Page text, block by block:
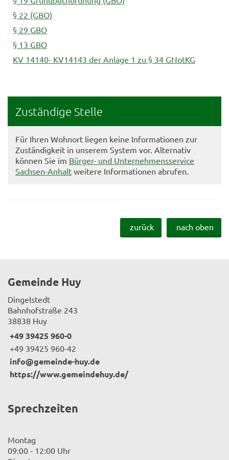
§ 22 (GBO)
§ 29 GBO
§ 13 GBO
KV 14140- KV14143 der Anlage 1 zu § 34 GNotKG
Zuständige Stelle
Für Ihren Wohnort liegen keine Informationen zur
Zuständigkeit in unserem System vor. Alternativ
können Sie im Bürger- und Unternehmensservice
Sachsen-Anhalt weitere Informationen abrufen.
zurück nach oben
Gemeinde Huy
Dingelstedt
Bahnhofstraße 243
38838 Huy
+49 39425 960-0
+49 39425 960-42
info@gemeinde-huy.de
https://www.gemeindehuy.de/
Sprechzeiten
Montag
09:00 - 12:00 Uhr